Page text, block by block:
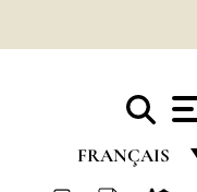
FRANÇAIS